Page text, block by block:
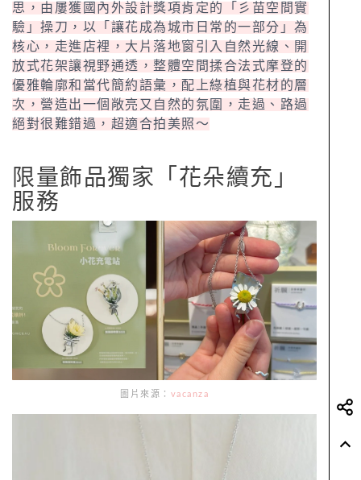
思，由屢獲國內外設計獎項肯定的「彡苗空間實
驗」操刀，以「讓花成為城市日常的一部分」為
核心，走進店裡，大片落地窗引入自然光線、開
放式花架讓視野通透，整體空間揉合法式摩登的
優雅輪廓和當代簡約語彙，配上綠植與花材的層
次，營造出一個敞亮又自然的氛圍，走過、路過
絕對很難錯過，超適合拍美照～
限量飾品獨家「花朵續充」
服務
圖片來源： vacanza